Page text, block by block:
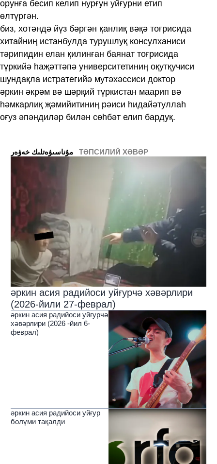
орунға бесип келип нурғун уйғурни етип
өлтүргән.
биз, хотәндә йүз бәргән қанлиқ вәқә тоғрисида
хитайниң истанбулда турушлуқ консулханиси
тәрипидин елан қилинған баянат тоғрисида
түркийә һаҗәттәпә университетиниң оқутқучиси
шундақла истратегийә мутәхәссиси доктор
әркин әкрәм вә шәрқий түркистан маарип вә
һәмкарлиқ җәмийитиниң рәиси һидайәтуллаһ
оғуз әпәндиләр билән сөһбәт елип бардуқ.
ТӘПСИЛИЙ ХӘВӘР
әркин асия радийоси уйғурчә хәвәрлири
(2026-йили 27-феврал)
әркин асия радийоси уйғурчә
хәвәрлири (2026 -йил 6-
феврал)
әркин асия радийоси уйғур
бөлүми тақалди